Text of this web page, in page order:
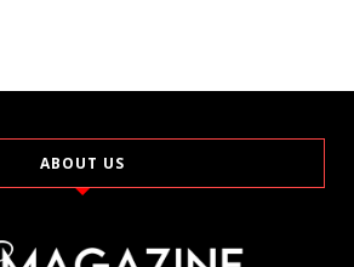
ABOUT US